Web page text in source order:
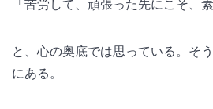
「苦労して、頑張った先にこそ、
と、心の奥底では思っている。そ
にある。